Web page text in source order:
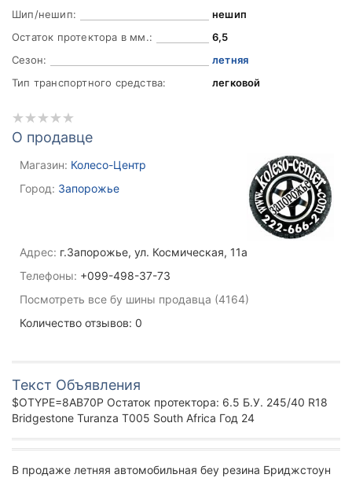
Шип/нешип:
нешип
Остаток протектора в мм.:
6,5
Сезон:
летняя
Тип транспортного средства:
легковой
О продавце
Магазин: Колесо-Центр
Город: Запорожье
Адрес: г.Запорожье, ул. Космическая, 11а
Телефоны: +099-498-37-73
Посмотреть все бу шины продавца (4164)
Количество отзывов: 0
Текст Объявления
$OTYPE=8AB70P Остаток протектора: 6.5 Б.У. 245/40 R18
Bridgestone Turanza T005 South Africa Год 24
В продаже летняя автомобильная беу резина Бриджстоун